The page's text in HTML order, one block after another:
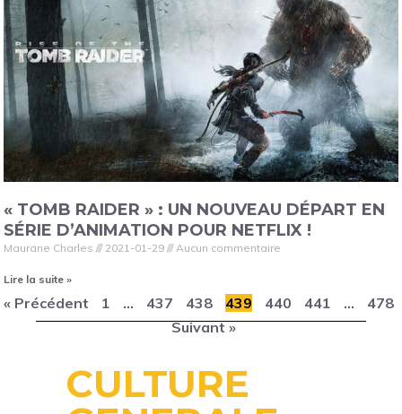
« TOMB RAIDER » : UN NOUVEAU DÉPART EN
SÉRIE D’ANIMATION POUR NETFLIX !
Maurane Charles 2021-01-29 Aucun commentaire
Lire la suite »
« Précédent 1 … 437 438 439 440 441 …
478
Suivant »
CULTURE